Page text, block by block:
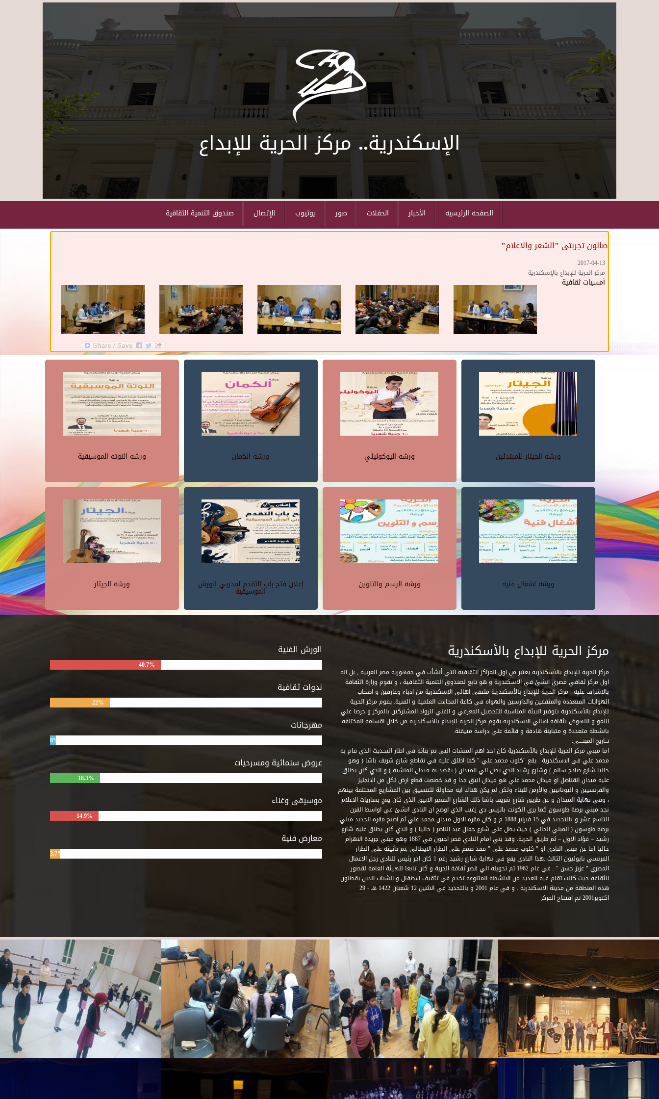
Skip to main content
الإسكندرية.. مركز الحرية للإبداع
صندوق التنمية الثقافية للإتصال يوتيوب صور الحفلات الأخبار الصفحه الرئيسيه
صالون تجربتى "الشعر والاعلام"
2017-04-13
مركز الحرية للإبداع بالإسكندرية
أمسيات ثقافية
ورشه النوته الموسيقية ورشه الكمان ورشه اليوكوليلي ورشه الجيتار للمبتدئين
ورشه الجيتار إعلان فتح باب التقدم لمدربي الورش
الموسيقية
ورشه الرسم والتلوين ورشه اشغال فنيه
الورش الفنية
40.7%
ندوات ثقافية
22%
مهرجانات
8%
عروض سنمائية ومسرحيات
18.3%
موسيقى وغناء
14.9%
معارض فنية
3.7%
مركز الحرية للإبداع بالأسكندرية
مركز الحرية للإبداع بالأسكندرية يعتبر من اول المراكز الثقافية التي أنشأت في جمهورية مصر العربية , بل انه
اول مركز ثقافي مصري انشئ في الاسكندرية و هو تابع لصندوق التنمية الثقافية ، و تقوم وزارة الثقافة
بالاشراف عليه . مركز الحرية للإبداع بالأسكندرية ملتقى اهالي الاسكندرية من ادباء وعازفين و اصحاب
الهوايات المتعددة والمثقفين والدارسين والهواه في كافة المجالات العلمية و الفنية. يقوم مركز الحرية
للإبداع بالأسكندرية بتوفير البيئة المناسبة للتحصيل المعرفي و الفني للرواد المشتركين بالمركز و حرصا علي
النمو و النهوض بثقافة اهالي الاسكندرية يقوم مركز الحرية للإبداع بالأسكندرية من خلال اقسامه المختلفة
بانشطة متعددة و متباينة هادفة و قائمة علي دراسة متيقنة.
تــاريخ المبنــــى:
اما مبني مركز الحرية للإبداع بالأسكندرية كان احد اهم المنشات التي تم بنائه في اطار التحديث الذي قام به
محمد علي في الاسكندرية . يقع "كلوب محمد علي " كما اطلق عليه في تقاطع شارع شريف باشا ( وهو
حاليا شارع صلاح سالم ) وشارع رشيد الذي يصل الي الميدان ( يقصد به ميدان المنشية ) و الذي كان يطلق
عليه ميدان القناصل او ميدان محمد علي هو ميدان انيق جدا و قد خصصت قطع ارض لكل من الانجليز
والفرنسيين و اليونانيين والأرمن للبناء ولكن لم يكن هناك ايه محاولة للتنسيق بين المشاريع المختلفة بينهم
، وفي نهاية الميدان و عن طريق شارع شريف باشا ذلك الشارع الصغير الانيق الذي كان يعج بساريات الاعلام
نجد مبني برصة طوسون كما يري الكونت باتريس دي زغيب الذي اوضح ان النادي انشئ في اواسط القرن
التاسع عشر و بالتحديد في 15 فبراير 1888 م و كان مقره الاول ميدان محمد علي ثم اصبح مقره الجديد مبني
برصة طوسون ( المبني الحالي ) حيث يطل علي شارع جمال عبد الناصر ( حاليا ) و الذي كان يطلق عليه شارع
رشيد – فؤاد الاول – ثم طريق الحرية. وقد بني امام النادي قصر اجيون في 1887 وهو مبني جريدة الاهرام
حاليا اما عن مبني النادي او " كلوب محمد علي " فقد صمم علي الطراز الايطالي ,تم تأثيثه على الطراز
الفرنسي نابوليون الثالث .هذا النادي يقع في نهاية شارع رشيد رقم 1 كان اخر رئيس للنادي رجل الاعمال
المصري " عزيز حسن " . في عام 1962 تم تحويله الي قصر ثقافة الحرية و كان تابعا للهيئة العامة لقصور
الثقافة حيث كانت تقام فيه العديد من الانشطة المتنوعة تخدم في تثقيف الاطفال و الشباب الذين يقطنون
هذه المنطقة من مدينة الاسكندرية . و في عام 2001 و بالتحديد في الاثنين 12 شعبان 1422 هـ - 29
اكتوبر2001 تم افتتاح المركز